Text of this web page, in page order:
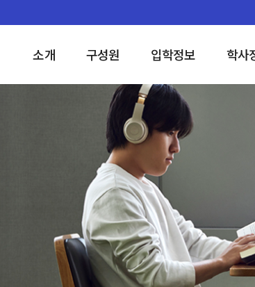
소개 구성원 입학정보 학사